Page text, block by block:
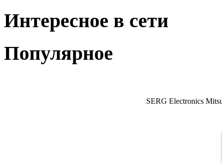
Интересное в сети
Популярное
SERG Electronics